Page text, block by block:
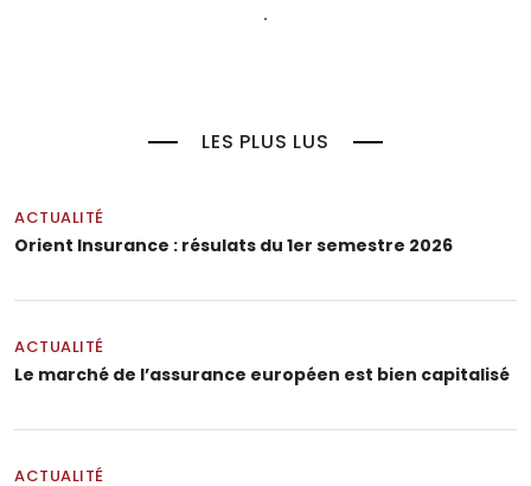
LES PLUS LUS
ACTUALITÉ
Orient Insurance : résulats du 1er semestre 2026
ACTUALITÉ
Le marché de l’assurance européen est bien capitalisé
ACTUALITÉ